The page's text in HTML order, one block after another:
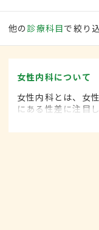
他の 診療科目で絞り
女性内科について
女性内科とは、女
にある性差に注目
般領域です。ライ
康をトータルサポ